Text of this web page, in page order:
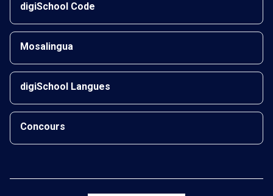
digiSchool Code
Mosalingua
digiSchool Langues
Concours